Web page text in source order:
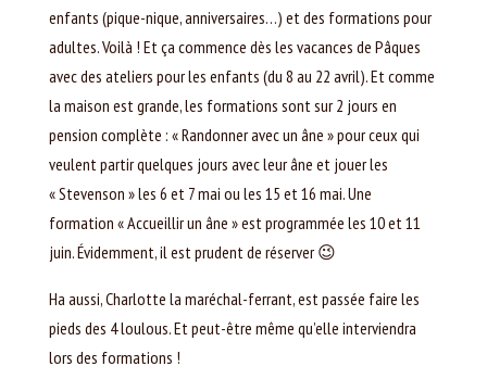
enfants (pique-nique, anniversaires…) et des formations pour
adultes. Voilà ! Et ça commence dès les vacances de Pâques
avec des ateliers pour les enfants (du 8 au 22 avril). Et comme
la maison est grande, les formations sont sur 2 jours en
pension complète : « Randonner avec un âne » pour ceux qui
veulent partir quelques jours avec leur âne et jouer les
« Stevenson » les 6 et 7 mai ou les 15 et 16 mai. Une
formation « Accueillir un âne » est programmée les 10 et 11
juin. Évidemment, il est prudent de réserver 😉
Ha aussi, Charlotte la maréchal-ferrant, est passée faire les
pieds des 4 loulous. Et peut-être même qu’elle interviendra
lors des formations !